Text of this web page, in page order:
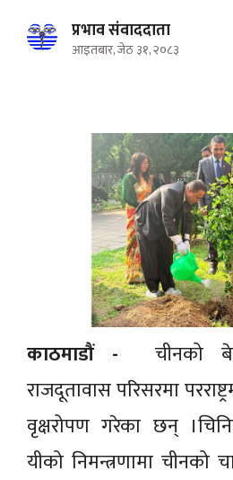
प्रभाव संवाददाता
आइतबार, जेठ ३१, २०८३
काठमाडौं -
चीनको
राजदूतावास परिसरमा
वृक्षरोपण गरेका छन्
यीको निमन्त्रणामा चीनको